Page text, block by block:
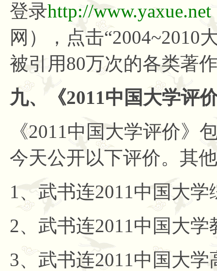
登录http://www.yaxue.net
网），点击“2004~2010
被引用80万次的各类著
九、《2011中国大学评
《2011中国大学评价》
今天公开以下评价。其
1、武书连2011中国大学
2、武书连2011中国大
3、武书连2011中国大学